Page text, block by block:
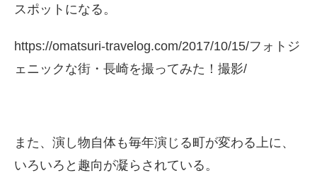
スポットになる。
https://omatsuri-travelog.com/2017/10/15/フォトジ
ェニックな街・長崎を撮ってみた！撮影/
また、演し物自体も毎年演じる町が変わる上に、
いろいろと趣向が凝らされている。